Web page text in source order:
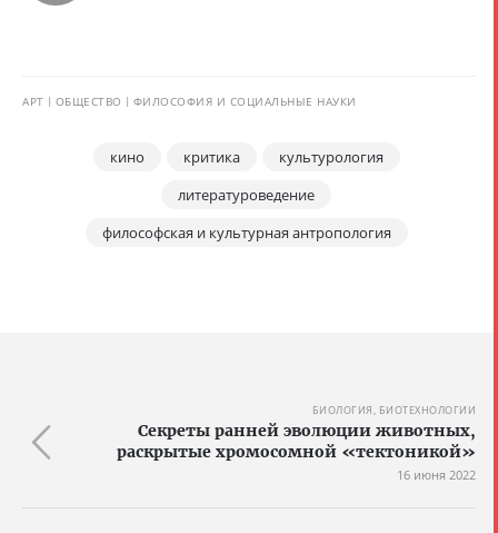
АРТ ОБЩЕСТВО ФИЛОСОФИЯ И СОЦИАЛЬНЫЕ НАУКИ
кино критика
культурология
литературоведение
философская и культурная антропология
БИОЛОГИЯ, БИОТЕХНОЛОГИИ
Секреты ранней эволюции животных,
раскрытые хромосомной «тектоникой»
16 июня 2022